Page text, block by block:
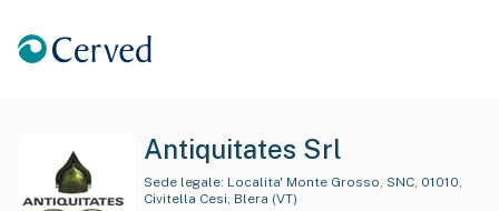
Antiquitates Srl
Sede legale:
Civitella Cesi, Blera (VT)